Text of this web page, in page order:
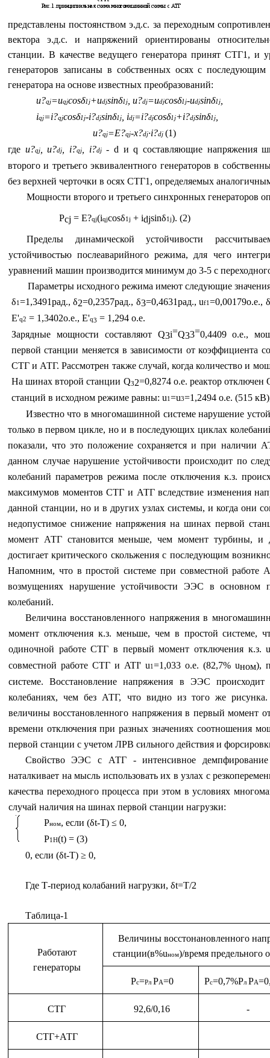
представлены постоянством э.д.с. за переходным
вектора э.д.с. и напряжений ориентированы
станции. В качестве ведущего генератора принят СТГ1, и
генераторов записаны в собственных осях с
генератора на основе известных преобразований:
u?qj=uqjcosδ1j+udjsinδ1j ,u?dj=udjcosδ1j-udjsinδ1j
iqj=i?qjcosδ1j-i?djsinδ1j idj=i?djcosδ1j+i?djsinδ1j
u?qj=E?qj-x?dj·i?dj (1)
где u?qj,u?dj i?qj i?dj-d иq составляющие напряжения
второго и третьего эквивалентного генераторов в
без верхней черточки в осях СТГ1, определяемых
Мощности второго и третьего синхронных генераторов
Pcj =E?qj(iqjcosδ1j +idjsinδ1j). (2)
Пределы динамической устойчивости
устойчивостью послеаварийного режима, для чего
уравнений машин производится минимум до 3-5 с
Параметры исходного режима имеют следующие
δ1 =1,3491рад., δ2=0,2357рад., δ3=0,4631рад.,uf1=0,00179о.е., δ
Е'q2 = 1,3402о.е., Е'q3 = 1,294 о.е.
Зарядные мощности составляют Q3i=Q33=0,4409о.е.,
первой станции меняется в зависимости откоэффициента
СТГ и АТГ. Рассмотрен также случай, когда количествои
На шинах второй станции Qз2=0,8274 о.е. реакторотключен
станций в исходном режиме равны: u1 =u3=1,2494 о.е. (515
Известно что в многомашинной системе нарушение
только в первом цикле, но и в последующих циклах
показали, что это положение сохраняется и при наличии
данном случае нарушение устойчивости происходит по
колебаний параметров режима после отключения к.з.
максимумов моментов СТГ и АТГ вследствие изменения
данной станции, но и в других узлах системы, и когда они
недопустимое снижение напряжения на шинах первой
момент АТГ становится меньше, чем момент турбины, и
достигает критического скольжения с последующим
Напомним, что в простой системе при совместной
возмущениях нарушение устойчивости ЭЭС в основном
колебаний.
Величина восстановленного напряжения в
момент отключения к.з. меньше, чем в простой системе,
одиночной работе СТГ в первый момент отключения к.з.
совместной работе СТГ и ATI' u1 =1,033 о.е. (82,7%uном),
системе. Восстановление напряжения в ЭЭС
колебаниях, чем без АТГ, что видно из того же
величины восстановленного напряжения в первый момент
времени отключения при разных значениях соотношения
первой станции с учетом ЛРВ сильного действия и
Свойство ЭЭС с АТГ - интенсивное
наталкивает на мысль использовать их в узлах с
качества переходного процесса при этом в условиях
случай наличия на шинах первой станции нагрузки:
Pном, если (δt-T) ≤ 0,
P1 H(t) = (3)
0, если (δt-T) ≥ 0,
Где Т-период колабаний нагрузки, δt=T/2
Таблица-1
Работают
генераторы
Величины восстонановленного
станции(в%uном)/время предельного
Pс=Pл PA=0 Pс=0,7%Pл PА
СТГ 92,6/0,16 -
СТГ+АТГ